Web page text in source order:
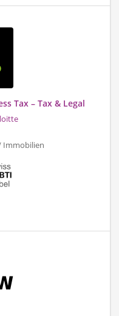
Tax – Tax & Legal
Immobilien